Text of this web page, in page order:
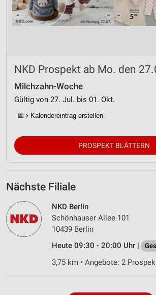
NKD Prospekt ab Mo. den
Milchzahn-Woche
Gültig von 27. Jul. bis 01. Okt.
📅 Kalendereintrag erstellen
PROSPEKT BLÄTTERN
Nächste Filiale
NKD Berlin
Schönhauser Allee 101
10439 Berlin
Heute 09:30 - 20:00 Uhr |
3,75 km • Angebote: 2